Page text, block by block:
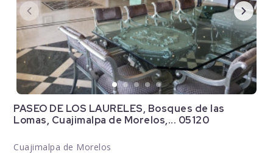
PASEO DE LOS LAURELES, Bosques de las
Lomas, Cuajimalpa de Morelos,... 05120
Cuajimalpa de Morelos